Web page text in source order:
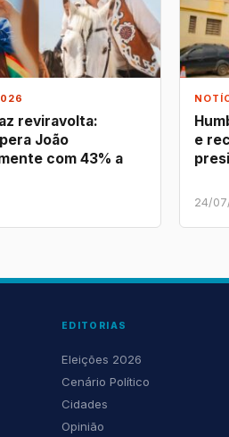
reviravolta:
João
com 43% a
e
24/
EDITORIAS
Eleições 2026
Cenário Político
Cidades
Opinião